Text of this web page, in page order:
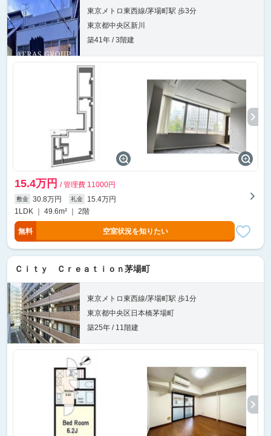
東京メトロ東西線/茅場町駅 歩3分
東京都中央区新川
築41年 / 3階建
15.4万円 / 管理費 11000円
敷金 30.8万円 礼金
15.4万円
1LDK ｜ 49.6m² ｜ 2階
無料 空室状況を知りたい
Ｃｉｔｙ Ｃｒｅａｔｉｏｎ茅場町
東京メトロ東西線/茅場町駅 歩1分
東京都中央区日本橋茅場町
築25年 / 11階建